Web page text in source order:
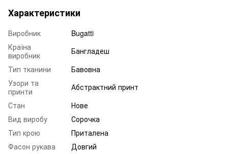
Характеристики
Виробник
Bugatti
Країна
виробник
Бангладеш
Тип тканини
Бавовна
Узори та
принти
Абстрактний принт
Стан
Нове
Вид виробу
Сорочка
Тип крою
Приталена
Фасон рукава
Довгий